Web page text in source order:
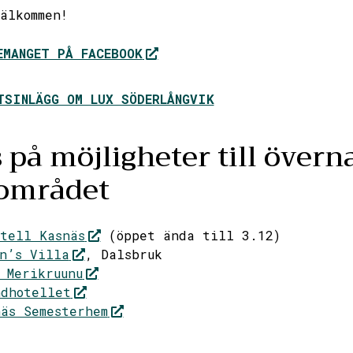
PÅ FACEBOOK
OM LUX SÖDERLÅNGVIK
på möjligheter till
Kasnäs
(öppet ända till 3.12)
Villa
, Dalsbruk
Semesterhem